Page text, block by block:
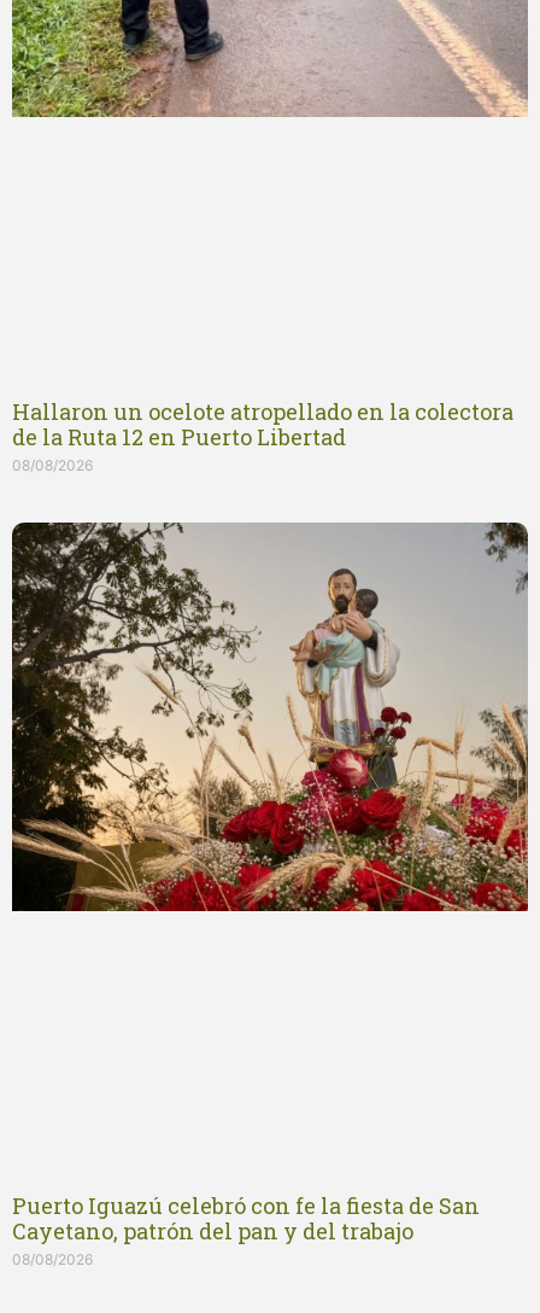
Hallaron un ocelote atropellado en la colectora
de la Ruta 12 en Puerto Libertad
08/08/2026
Puerto Iguazú celebró con fe la fiesta de San
Cayetano, patrón del pan y del trabajo
08/08/2026